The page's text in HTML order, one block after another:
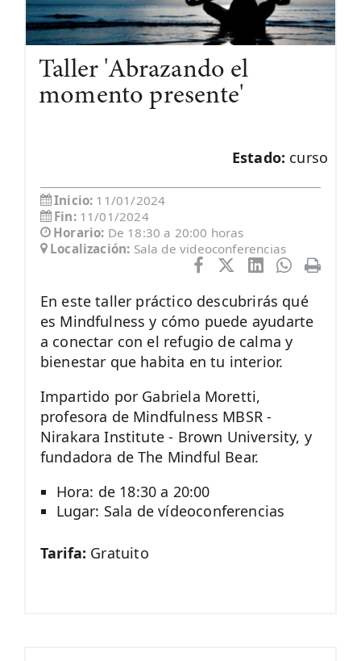
Taller 'Abrazando el
momento presente'
Estado: curso
Inicio: 11/01/2024
Fin: 11/01/2024
Horario: De 18:30 a 20:00 horas
Localización: Sala de videoconferencias
En este taller práctico descubrirás qué
es Mindfulness y cómo puede ayudarte
a conectar con el refugio de calma y
bienestar que habita en tu interior.
Impartido por Gabriela Moretti,
profesora de Mindfulness MBSR -
Nirakara Institute - Brown University, y
fundadora de The Mindful Bear.
Hora: de 18:30 a 20:00
Lugar: Sala de vídeoconferencias
Tarifa: Gratuito